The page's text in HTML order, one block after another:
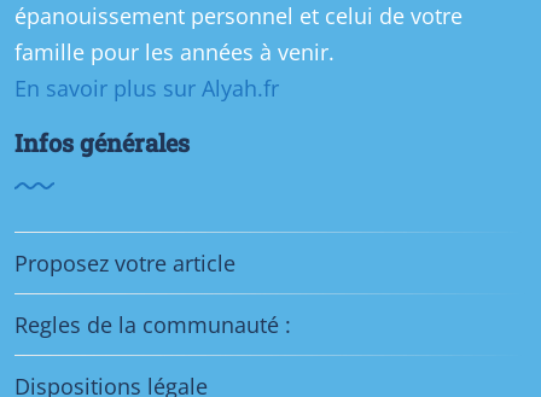
épanouissement personnel et celui de votre
famille pour les années à venir.
En savoir plus sur Alyah.fr
Infos générales
Proposez votre article
Regles de la communauté :
Dispositions légale